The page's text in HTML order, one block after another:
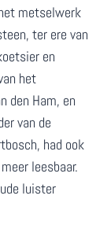
metselwerk
ter ere van
en
het
den Ham, en
van de
had ook
leesbaar.
luister